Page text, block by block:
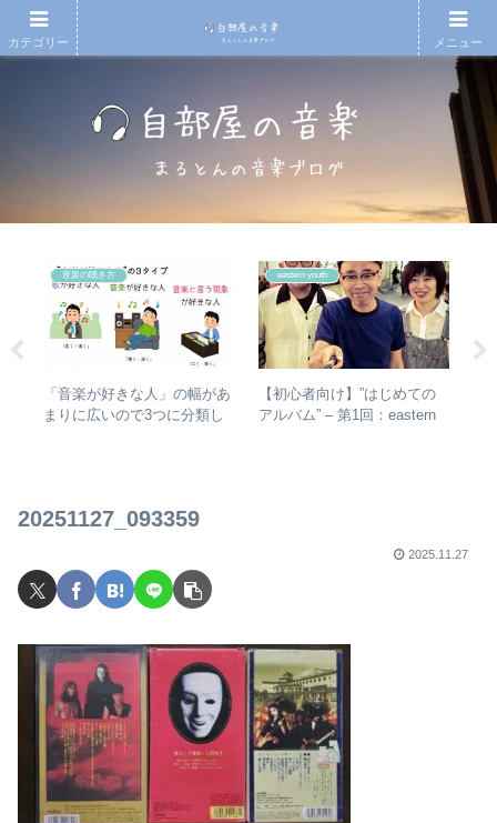
音楽の聴き方
「音楽が好きな人」の幅があ
まりに広いので3つに分類し
eastern youth
【初心者向け】”はじめての
アルバム” – 第1回：eastern
20251127_093359
2025.11.27
カテゴリー メニュー